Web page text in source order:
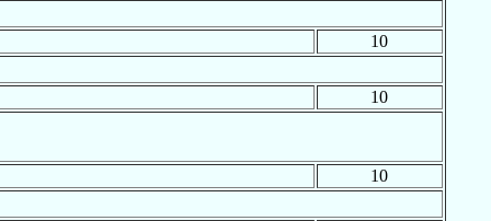
10
10
10